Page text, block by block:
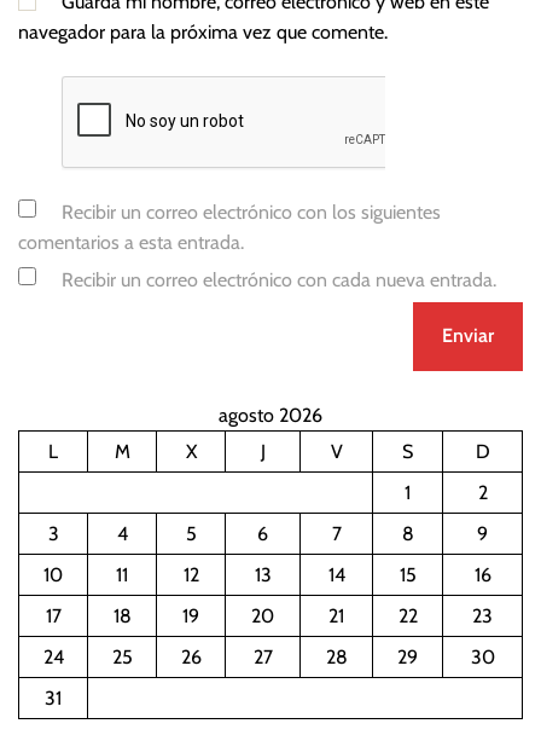
navegador para la próxima vez que comente.
Recibir un correo electrónico con los siguientes
comentarios a esta entrada.
Recibir un correo electrónico con cada nueva entrada.
agosto 2026
L
M X J V S
D
1
2
3
4 5 6 7 8
9
10
11 12 13 14 15
16
17
18 19 20 21 22
23
24
25 26 27 28 29
30
31